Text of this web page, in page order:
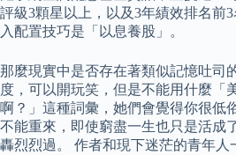
評級3顆星以上，以及3年績效排名前
入配置技巧是「以息養股」。
那麼現實中是否存在著類似記憶吐司
度，可以開玩笑，但是不能用什麼「
啊？」這種詞彙，她們會覺得你很低
不能重來，即使窮盡一生也只是活成
轟烈烈過。 作者和現下迷茫的青年人